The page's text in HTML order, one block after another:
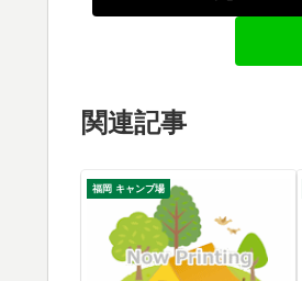
関連記事
福岡 キャンプ場